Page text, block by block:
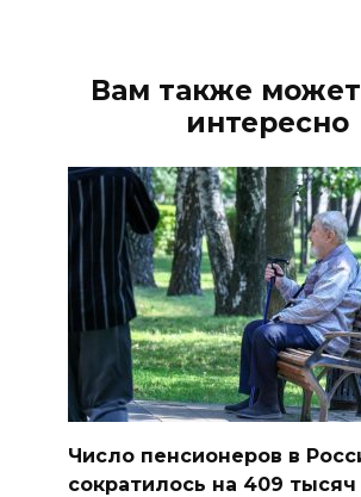
Вам также
интересно
Число пенсионеров в
сократилось на 409